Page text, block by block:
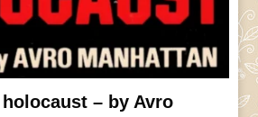
holocaust – by Avro